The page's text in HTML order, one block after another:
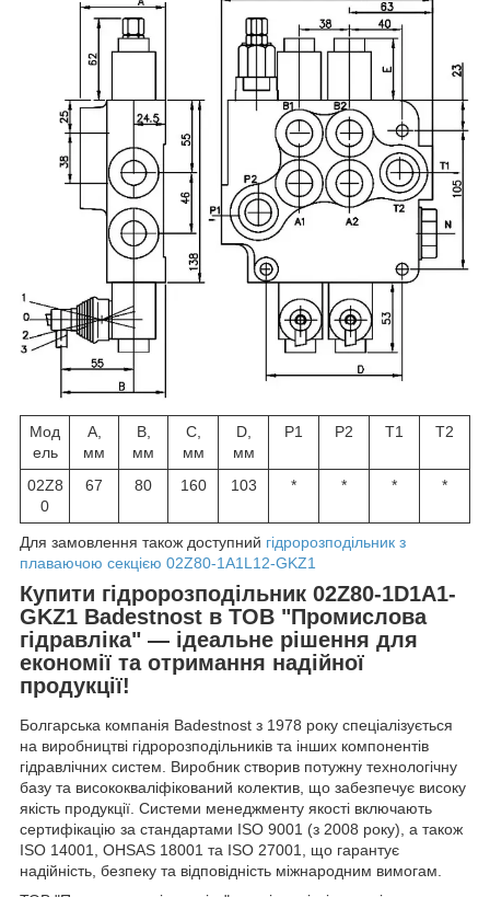
Мод
ель
А,
мм
В,
мм
С,
мм
D,
мм
Р1 Р2 Т1 Т2
02Z8
0
67 80 160 103 * * * *
Для замовлення також доступний гідророзподільник з
плаваючою секцією 02Z80-1A1L12-GKZ1
Купити гідророзподільник 02Z80-1D1A1-
GKZ1 Badestnost в ТОВ "Промислова
гідравліка" — ідеальне рішення для
економії та отримання надійної
продукції!
Болгарська компанія Badestnost з 1978 року спеціалізується
на виробництві гідророзподільників та інших компонентів
гідравлічних систем. Виробник створив потужну технологічну
базу та висококваліфікований колектив, що забезпечує високу
якість продукції. Системи менеджменту якості включають
сертифікацію за стандартами ISO 9001 (з 2008 року), а також
ISO 14001, OHSAS 18001 та ISO 27001, що гарантує
надійність, безпеку та відповідність міжнародним вимогам.